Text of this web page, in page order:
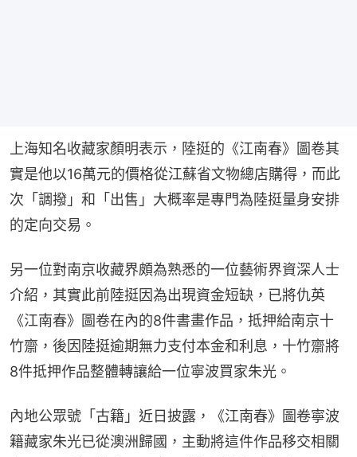
上海知名收藏家顏明表示，陸挺的《江南春》圖卷其
實是他以16萬元的價格從江蘇省文物總店購得，而此
次「調撥」和「出售」大概率是專門為陸挺量身安排
的定向交易。
另一位對南京收藏界頗為熟悉的一位藝術界資深人士
介紹，其實此前陸挺因為出現資金短缺，已將仇英
《江南春》圖卷在內的8件書畫作品，抵押給南京十
竹齋，後因陸挺逾期無力支付本金和利息，十竹齋將
8件抵押作品整體轉讓給一位寧波買家朱光。
內地公眾號「古籍」近日披露，《江南春》圖卷寧波
籍藏家朱光已從澳洲歸國，主動將這件作品移交相關